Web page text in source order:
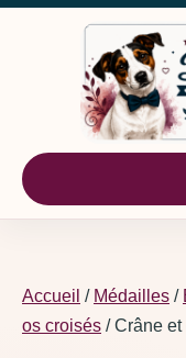
Aller au contenu
Accueil / Médailles /
os croisés / Crâne